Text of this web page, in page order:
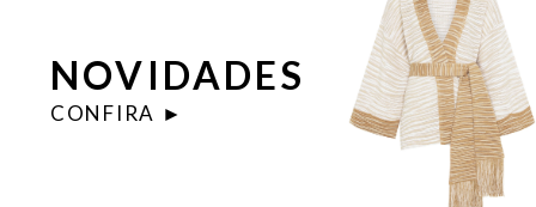
NOVIDADES
CONFIRA ►